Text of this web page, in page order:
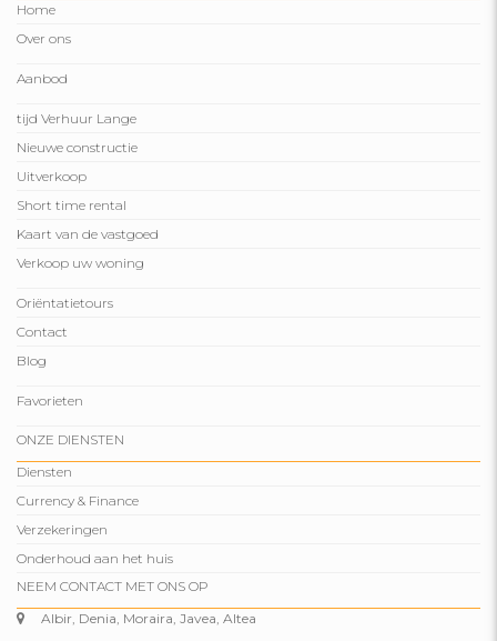
Home
Over ons
Aanbod
tijd Verhuur Lange
Nieuwe constructie
Uitverkoop
Short time rental
Kaart van de vastgoed
Verkoop uw woning
Oriëntatietours
Contact
Blog
Favorieten
ONZE DIENSTEN
Diensten
Currency & Finance
Verzekeringen
Onderhoud aan het huis
NEEM CONTACT MET ONS OP
Albir, Denia, Moraira, Javea, Altea